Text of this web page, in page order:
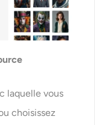
laquelle vous
choisissez